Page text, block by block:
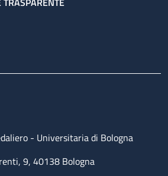
- Universitaria di Bologna
9, 40138 Bologna